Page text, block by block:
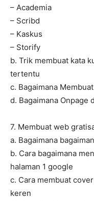
– Academia
– Scribd
– Kaskus
– Storify
b. Trik membuat kata
tertentu
c. Bagaimana
d. Bagaimana Onpage
7. Membuat web
a. Bagaimana
b. Cara bagaimana
halaman 1 google
c. Cara membuat
keren